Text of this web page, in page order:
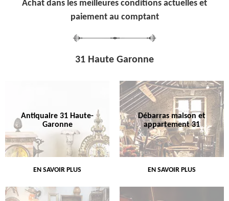
Achat dans les meilleures conditions actuelles et
paiement au comptant
31 Haute Garonne
Antiquaire 31 Haute-
Garonne
EN SAVOIR PLUS
Débarras maison et
appartement 31
EN SAVOIR PLUS